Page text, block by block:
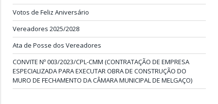
Votos de Feliz Aniversário
Vereadores 2025/2028
Ata de Posse dos Vereadores
CONVITE Nº 003/2023/CPL-CMM (CONTRATAÇÃO DE EMPRESA
ESPECIALIZADA PARA EXECUTAR OBRA DE CONSTRUÇÃO DO
MURO DE FECHAMENTO DA CÂMARA MUNICIPAL DE MELGAÇO)